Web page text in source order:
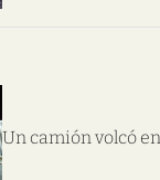
Un camión volcó